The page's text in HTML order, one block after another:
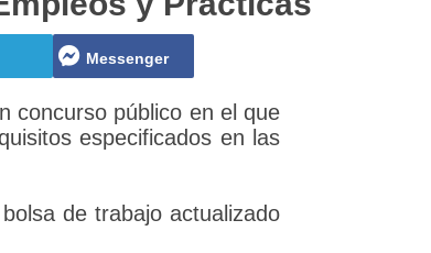
Messenger
concurso público en el que
especificados en las
de trabajo actualizado